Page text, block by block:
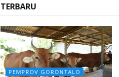
TERBARU
PEMPROV GORONTALO